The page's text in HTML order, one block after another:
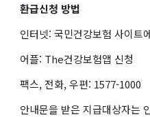
환급신청 방법
인터넷: 국민건강보험 사이트
어플: The건강보험앱 신청
팩스, 전화, 우편: 1577-1000
안내문을 받은 지급대상자는